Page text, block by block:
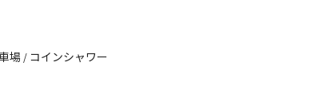
場 / コインシャワー